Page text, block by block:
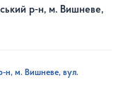
р-н, м. Вишневе,
н, м. Вишневе, вул.